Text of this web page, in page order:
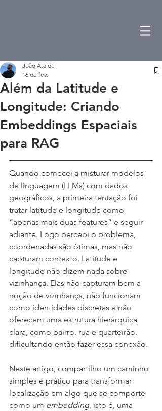
Além da Latitude e
Longitude: Criando
Embeddings Espaciais
para RAG
João Ataide
16 de fev.
Quando comecei a misturar modelos
de linguagem (LLMs) com dados
geográficos, a primeira tentação foi
tratar latitude e longitude como
“apenas mais duas features” e seguir
adiante. Logo percebi o problema,
coordenadas são ótimas, mas não
capturam contexto. Latitude e
longitude não dizem nada sobre
vizinhança. Elas não capturam bem a
noção de vizinhança, não funcionam
como identidades discretas e não
oferecem uma estrutura hierárquica
clara, como bairro, rua e quarteirão,
dificultando então fazer essa conexão.
Neste artigo, compartilho um caminho
simples e prático para transformar
localização em algo que se comporte
como um embedding, isto é, uma